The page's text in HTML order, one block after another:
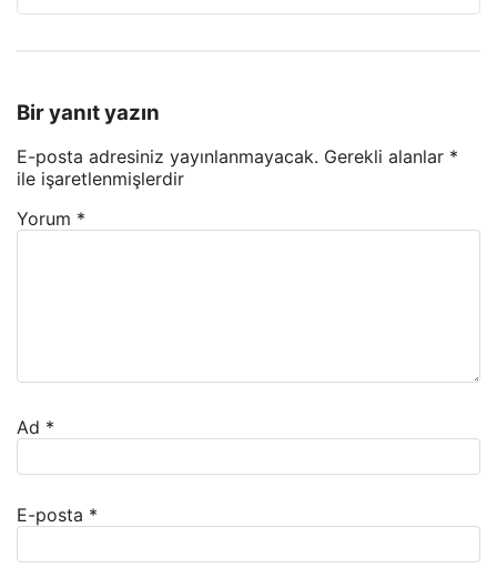
Bir yanıt yazın
E-posta adresiniz yayınlanmayacak. Gerekli alanlar *
ile işaretlenmişlerdir
Yorum *
Ad *
E-posta *